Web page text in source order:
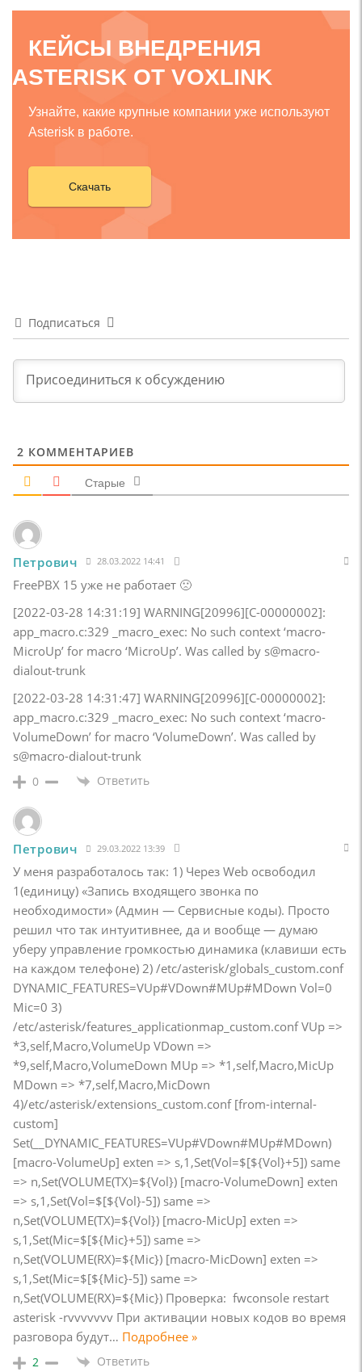
КЕЙСЫ ВНЕДРЕНИЯ
ASTERISK ОТ VOXLINK
Узнайте, какие крупные компании уже используют
Asterisk в работе.
Скачать
Подписаться
2 КОММЕНТАРИЕВ
Старые
Петрович 28.03.2022 14:41
FreePBX 15 уже не работает 🙁
[2022-03-28 14:31:19] WARNING[20996][C-00000002]:
app_macro.c:329 _macro_exec: No such context ‘macro-
MicroUp’ for macro ‘MicroUp’. Was called by s@macro-
dialout-trunk
[2022-03-28 14:31:47] WARNING[20996][C-00000002]:
app_macro.c:329 _macro_exec: No such context ‘macro-
VolumeDown’ for macro ‘VolumeDown’. Was called by
s@macro-dialout-trunk
0 Ответить
Петрович 29.03.2022 13:39
У меня разработалось так: 1) Через Web освободил
1(единицу) «Запись входящего звонка по
необходимости» (Админ — Сервисные коды). Просто
решил что так интуитивнее, да и вообще — думаю
уберу управление громкостью динамика (клавиши есть
на каждом телефоне) 2) /etc/asterisk/globals_custom.conf
DYNAMIC_FEATURES=VUp#VDown#MUp#MDown Vol=0
Mic=0 3)
/etc/asterisk/features_applicationmap_custom.conf VUp =>
*3,self,Macro,VolumeUp VDown =>
*9,self,Macro,VolumeDown MUp => *1,self,Macro,MicUp
MDown => *7,self,Macro,MicDown
4)/etc/asterisk/extensions_custom.conf [from-internal-
custom]
Set(__DYNAMIC_FEATURES=VUp#VDown#MUp#MDown)
[macro-VolumeUp] exten => s,1,Set(Vol=$[${Vol}+5]) same
=> n,Set(VOLUME(TX)=${Vol}) [macro-VolumeDown] exten
=> s,1,Set(Vol=$[${Vol}-5]) same =>
n,Set(VOLUME(TX)=${Vol}) [macro-MicUp] exten =>
s,1,Set(Mic=$[${Mic}+5]) same =>
n,Set(VOLUME(RX)=${Mic}) [macro-MicDown] exten =>
s,1,Set(Mic=$[${Mic}-5]) same =>
n,Set(VOLUME(RX)=${Mic}) Проверка: fwconsole restart
asterisk -rvvvvvvv При активации новых кодов во время
разговора будут… Подробнее »
2 Ответить